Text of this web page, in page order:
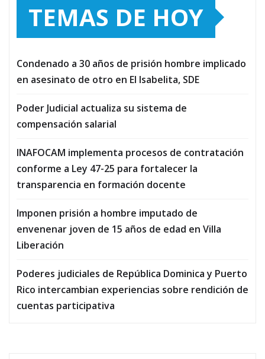
TEMAS DE HOY
Condenado a 30 años de prisión hombre implicado
en asesinato de otro en El Isabelita, SDE
Poder Judicial actualiza su sistema de
compensación salarial
INAFOCAM implementa procesos de contratación
conforme a Ley 47-25 para fortalecer la
transparencia en formación docente
Imponen prisión a hombre imputado de
envenenar joven de 15 años de edad en Villa
Liberación
Poderes judiciales de República Dominica y Puerto
Rico intercambian experiencias sobre rendición de
cuentas participativa